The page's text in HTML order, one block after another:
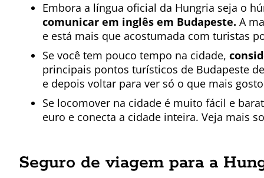
Embora a língua oficial da Hungria seja o
comunicar em inglês em Budapeste. A
e está mais que acostumada com turistas
Se você tem pouco tempo na cidade,
principais pontos turísticos de Budapeste
e depois voltar para ver só o que mais
Se locomover na cidade é muito fácil e
euro e conecta a cidade inteira. Veja mais
Seguro de viagem para a